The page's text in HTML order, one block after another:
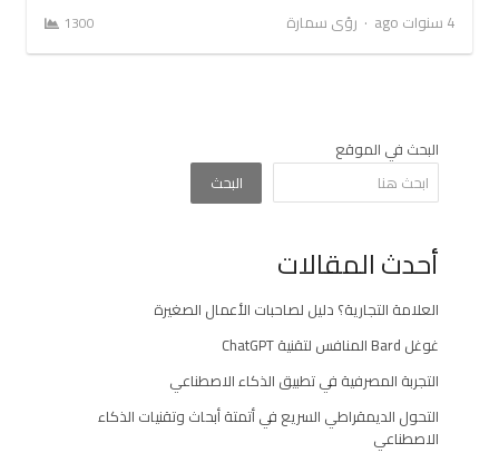
4 سنوات ago
Author
رؤى سمارة 1300
البحث في الموقع
البحث
أحدث المقالات
العلامة التجارية؟ دليل لصاحبات الأعمال الصغيرة
غوغل Bard المنافس لتقنية ChatGPT
التجربة المصرفية في تطبيق الذكاء الاصطناعي
التحول الديمقراطي السريع في أتمتة أبحاث وتقنيات الذكاء
الاصطناعي